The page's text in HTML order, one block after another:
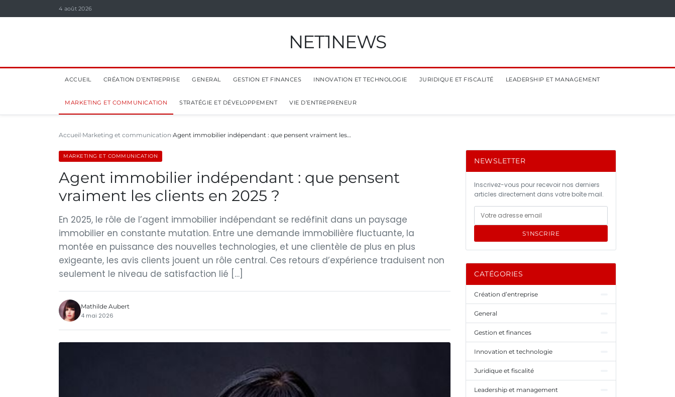
4 août 2026
NET1NEWS
ACCUEIL CRÉATION D’ENTREPRISE GENERAL GESTION ET FINANCES INNOVATION ET TECHNOLOGIE JURIDIQUE ET FISCALITÉ LEADERSHIP ET MANAGEMENT
MARKETING ET COMMUNICATION STRATÉGIE ET DÉVELOPPEMENT VIE D’ENTREPRENEUR
Accueil Marketing et communication Agent immobilier indépendant : que pensent vraiment les…
MARKETING ET COMMUNICATION
Agent immobilier indépendant : que pensent
vraiment les clients en 2025 ?
En 2025, le rôle de l’agent immobilier indépendant se redéfinit dans un paysage
immobilier en constante mutation. Entre une demande immobilière fluctuante, la
montée en puissance des nouvelles technologies, et une clientèle de plus en plus
exigeante, les avis clients jouent un rôle central. Ces retours d’expérience traduisent non
seulement le niveau de satisfaction lié […]
Mathilde Aubert
4 mai 2026
NEWSLETTER
Inscrivez-vous pour recevoir nos derniers
articles directement dans votre boîte mail.
S'INSCRIRE
CATÉGORIES
Création d’entreprise
General
Gestion et finances
Innovation et technologie
Juridique et fiscalité
Leadership et management